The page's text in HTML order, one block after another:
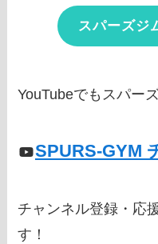
スパーズジ
YouTubeでもスパー
SPURS-GYM
チャンネル登録・応
す！